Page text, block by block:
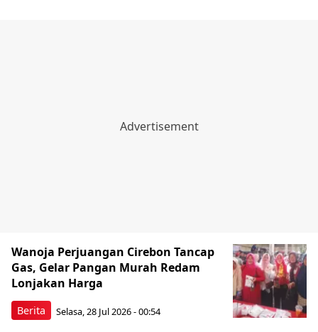
Berita
Wanoja Perjuangan Cirebon Tancap
Gas, Gelar Pangan Murah Redam
Lonjakan Harga
Selasa, 28 Jul 2026 - 00:54